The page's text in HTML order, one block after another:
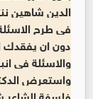
الدين شاهين
في طرح
دون ان يفقدك
والاسئلة في
واستعرض
فلسفة الشاعر